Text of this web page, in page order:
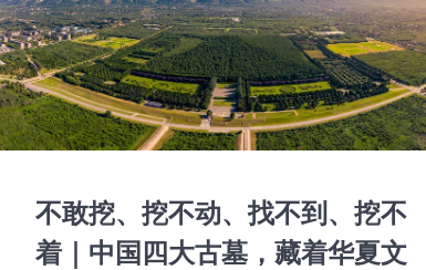
不敢挖、挖不动、找不到、挖不
着｜中国四大古墓，藏着华夏文